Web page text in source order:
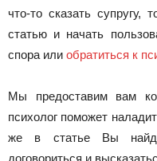
что-то сказать супругу,
статью и начать
спора или обратиться к
Мы предоставим вам
психолог поможет
же в статье Вы
договориться и